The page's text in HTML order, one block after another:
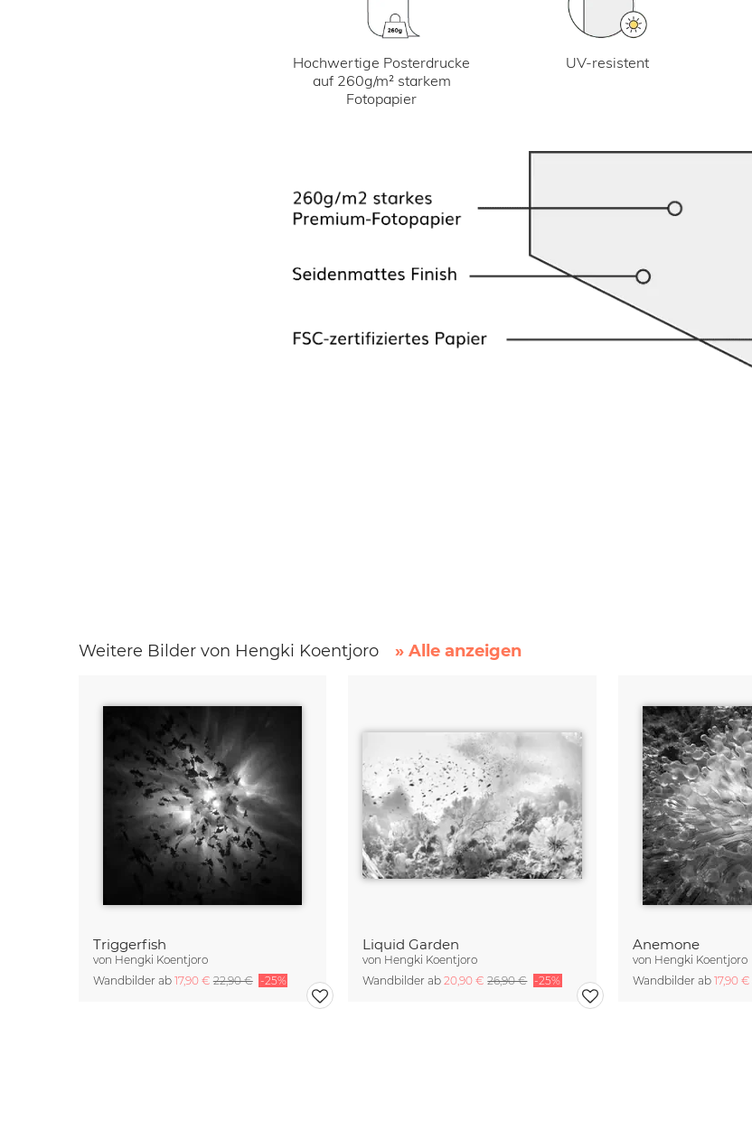
Hochwertige Posterdrucke
auf 260g/m² starkem
Fotopapier
UV-resistent
Weitere Bilder von Hengki Koentjoro » Alle anzeigen
Triggerfish
von Hengki Koentjoro
Wandbilder ab 17,90 €22,90 € -25%
Liquid Garden
von Hengki Koentjoro
Wandbilder ab20,90 €26,90 € -25%
Anemone
von Hengki Koentjoro
Wandbilder ab 17,90 €